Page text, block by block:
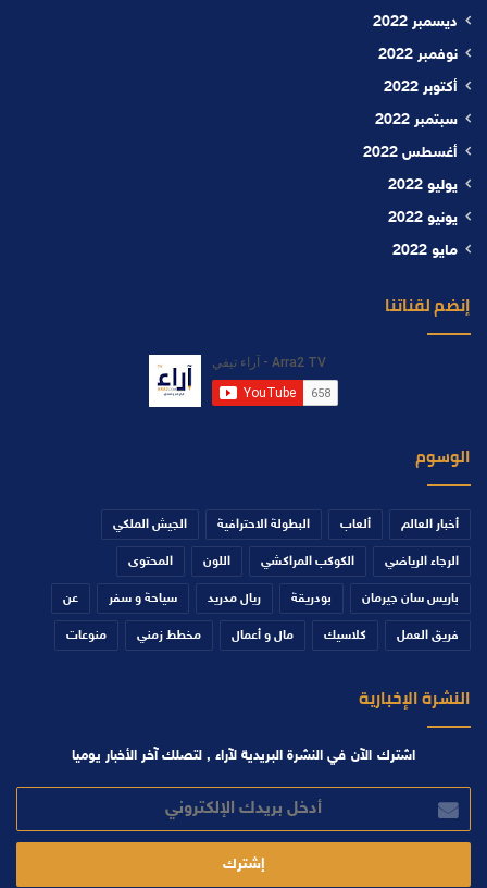
ديسمبر 2022
نوفمبر 2022
أكتوبر 2022
سبتمبر 2022
أغسطس 2022
يوليو 2022
يونيو 2022
مايو 2022
إنضم لقناتنا
الوسوم
أخبار العالم ألعاب البطولة الاحترافية الجيش الملكي
الرجاء الرياضي الكوكب المراكشي اللون المحتوى
باريس سان جيرمان بودريقة ريال مدريد سياحة و سفر عن
فريق العمل كلاسيك مال و أعمال مخطط زمني منوعات
النشرة الإخبارية
اشترك الآن في النشرة البريدية لآراء , لتصلك آخر الأخبار يوميا
بريدك
الإلكتروني